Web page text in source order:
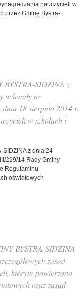
nauczycieli w
przez Gminę Bystra-
CZERWCA 2023 R. W
PROWADZONYCH
SIDZINA z
uchwały nr
18 sierpnia 2014 r.
w szkołach i
SIDZINA z dnia 24
299/14 Rady Gminy
Regulaminu
oświatowych
LISTOPADA 2022 R. W
WYNAGRADZANIA
I PLACÓWKACH
BYSTRA-SIDZINA
zasad
którym powierzono
oraz zasad